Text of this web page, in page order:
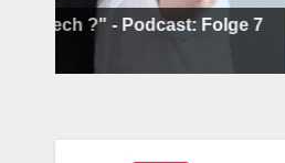
?" - Podcast: Folge 7 So